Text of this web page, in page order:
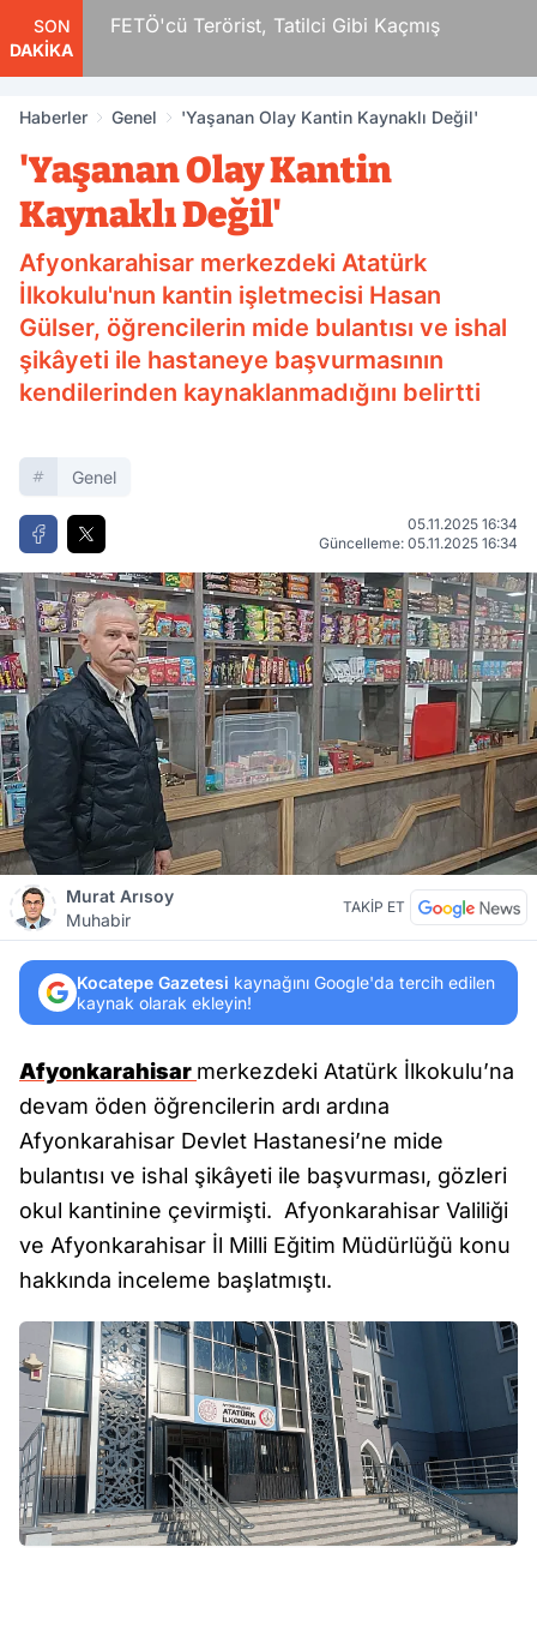
SON
DAKİKA
FETÖ'cü Terörist, Tatilci Gibi Kaçmış
Haberler Genel 'Yaşanan Olay Kantin Kaynaklı Değil'
'Yaşanan Olay Kantin
Kaynaklı Değil'
Afyonkarahisar merkezdeki Atatürk
İlkokulu'nun kantin işletmecisi Hasan
Gülser, öğrencilerin mide bulantısı ve ishal
şikâyeti ile hastaneye başvurmasının
kendilerinden kaynaklanmadığını belirtti
Genel
05.11.2025 16:34
Güncelleme: 05.11.2025 16:34
Murat Arısoy
Muhabir
TAKİP ET
Kocatepe Gazetesi kaynağını Google'da tercih edilen
kaynak olarak ekleyin!
Afyonkarahisar merkezdeki Atatürk İlkokulu’na
devam öden öğrencilerin ardı ardına
Afyonkarahisar Devlet Hastanesi’ne mide
bulantısı ve ishal şikâyeti ile başvurması, gözleri
okul kantinine çevirmişti. Afyonkarahisar Valiliği
ve Afyonkarahisar İl Milli Eğitim Müdürlüğü konu
hakkında inceleme başlatmıştı.